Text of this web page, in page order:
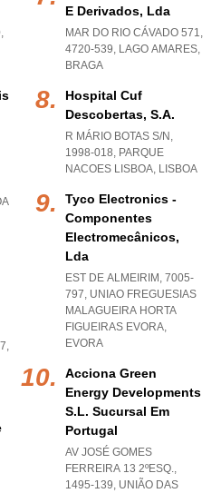
,
,
E Derivados, Lda
MAR DO RIO CÁVADO 571,
4720-539, LAGO AMARES,
BRAGA
Hospital Cuf
Descobertas, S.a.
R MÁRIO BOTAS S/N,
1998-018, PARQUE
NACOES LISBOA, LISBOA
Tyco Electronics -
Componentes
Electromecânicos,
Lda
EST DE ALMEIRIM, 7005-
797, UNIAO FREGUESIAS
MALAGUEIRA HORTA
FIGUEIRAS EVORA,
EVORA
Acciona Green
Energy Developments
S.l. Sucursal Em
Portugal
AV JOSÉ GOMES
FERREIRA 13 2ºESQ.,
1495-139, UNIÃO DAS